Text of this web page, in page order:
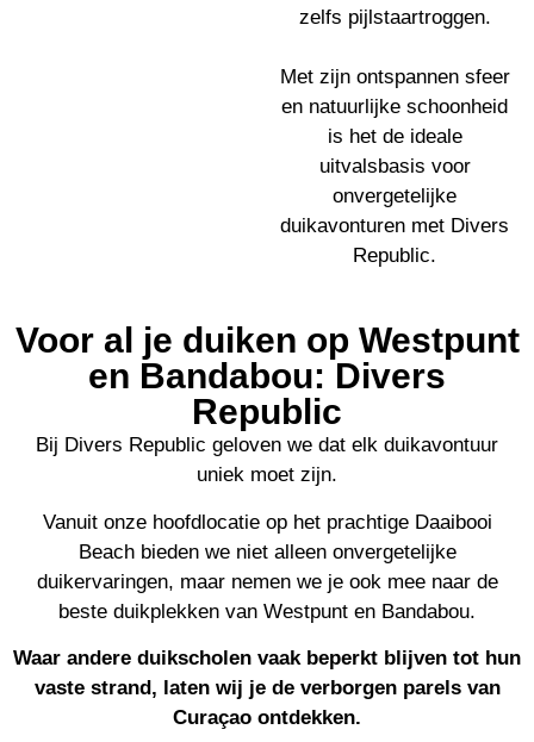
zelfs pijlstaartroggen.
Met zijn ontspannen sfeer
en natuurlijke schoonheid
is het de ideale
uitvalsbasis voor
onvergetelijke
duikavonturen met Divers
Republic.
Voor al je duiken op Westpunt
en Bandabou: Divers
Republic
Bij Divers Republic geloven we dat elk duikavontuur
uniek moet zijn.
Vanuit onze hoofdlocatie op het prachtige Daaibooi
Beach bieden we niet alleen onvergetelijke
duikervaringen, maar nemen we je ook mee naar de
beste duikplekken van Westpunt en Bandabou.
Waar andere duikscholen vaak beperkt blijven tot hun
vaste strand, laten wij je de verborgen parels van
Curaçao ontdekken.